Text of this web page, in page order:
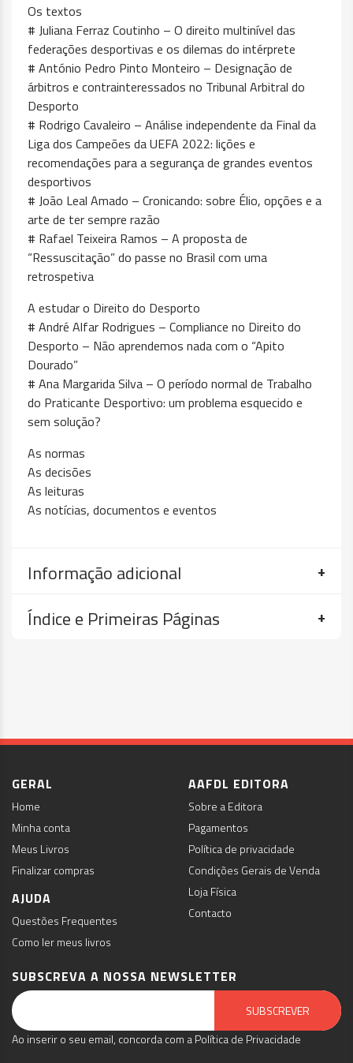
Os textos
# Juliana Ferraz Coutinho – O direito multinível das
federações desportivas e os dilemas do intérprete
# António Pedro Pinto Monteiro – Designação de
árbitros e contrainteressados no Tribunal Arbitral do
Desporto
# Rodrigo Cavaleiro – Análise independente da Final da
Liga dos Campeões da UEFA 2022: lições e
recomendações para a segurança de grandes eventos
desportivos
# João Leal Amado – Cronicando: sobre Élio, opções e a
arte de ter sempre razão
# Rafael Teixeira Ramos – A proposta de
“Ressuscitação” do passe no Brasil com uma
retrospetiva
A estudar o Direito do Desporto
# André Alfar Rodrigues – Compliance no Direito do
Desporto – Não aprendemos nada com o “Apito
Dourado”
# Ana Margarida Silva – O período normal de Trabalho
do Praticante Desportivo: um problema esquecido e
sem solução?
As normas
As decisões
As leituras
As notícias, documentos e eventos
Informação adicional
Índice e Primeiras Páginas
GERAL
Home
Minha conta
Meus Livros
Finalizar compras
AJUDA
Questões Frequentes
Como ler meus livros
AAFDL EDITORA
Sobre a Editora
Pagamentos
Política de privacidade
Condições Gerais de Venda
Loja Física
Contacto
SUBSCREVA A NOSSA NEWSLETTER
SUBSCREVER
Email Marketing by E-goi
Ao inserir o seu email, concorda com a Política de Privacidade